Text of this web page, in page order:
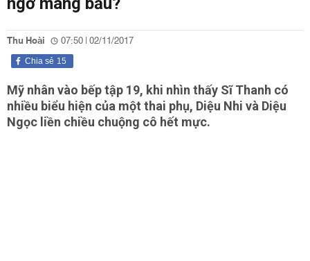
Thu Hoài 07:50 | 02/11/2017
15
Chia sẻ
Mỹ nhân vào bếp tập 19, khi nhìn thấy Sĩ Thanh có
nhiều biểu hiện của một thai phụ, Diệu Nhi và Diệu
Ngọc liền chiều chuộng cô hết mực.